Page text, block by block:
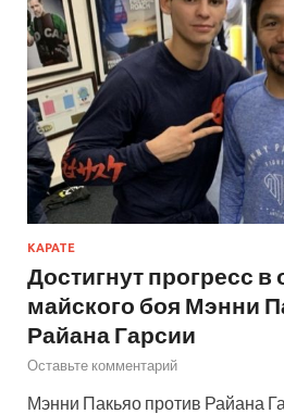
КАРАТЕ
Достигнут прогресс в
майского боя Мэнни
Райана Гарсии
Оставьте комментарий
Мэнни Пакьяо против Райана